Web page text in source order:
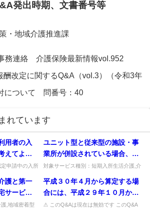
発出時期、文書番号等
・地域介護推進課
務連絡 介護保険最新情報vol.952
酬改定に関するQ&A（vol.3）（令和3年
について 問番号：40
れています
用者の入
えてよい
定申請中の入所
要説明・同
拒...
ユニット型と従来型の施設・事
業所が併設されている場合、夜
勤職員配置加算の要件を満たす
職員はそれぞれに配置する必要
があるか。
対象サービス種別：短期入所生活介護,介
酬「夜勤職員配置加算」質問ユニット型と
従来型の施設・事業所が併設...
護と第一
サービス
及び運営
,地域密着型
平成３０年４月から算定する場
合には、平成２９年１０月から
の実績を用いることになるの
⚠ このQ&Aは現在は無効です このQ&A